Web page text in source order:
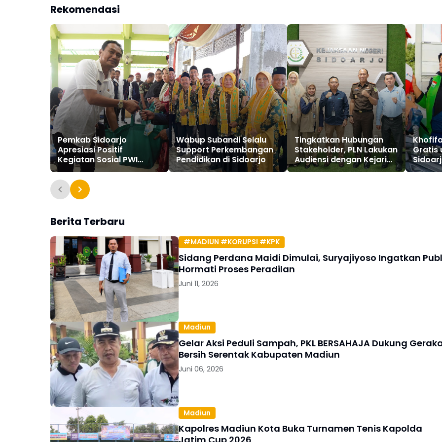
Rekomendasi
Pemkab Sidoarjo
Apresiasi Positif
Kegiatan Sosial PWI
Sidoarjo
Wabup Subandi Selalu
Support Perkembangan
Pendidikan di Sidoarjo
Tingkatkan Hubungan
Stakeholder, PLN Lakukan
Audiensi dengan Kejari
Sidoarjo
Gratis
Berita Terbaru
#MADIUN #KORUPSI #KPK
Sidang Perdana Maidi Dimulai, Suryajiyoso Ingatkan
Hormati Proses Peradilan
Juni 11, 2026
Madiun
Gelar Aksi Peduli Sampah, PKL BERSAHAJA Dukung
Bersih Serentak Kabupaten Madiun
Juni 06, 2026
Madiun
Kapolres Madiun Kota Buka Turnamen Tenis Kapolda